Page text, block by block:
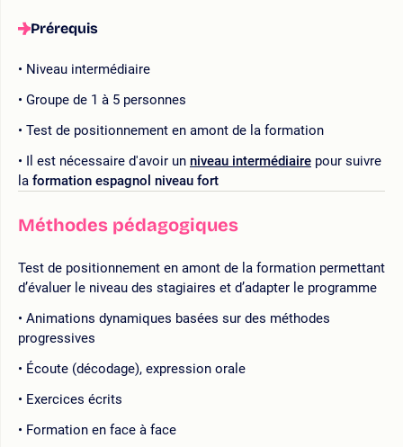
Prérequis
Niveau intermédiaire
Groupe de 1 à 5 personnes
Test de positionnement en amont de la formation
Il est nécessaire d'avoir un niveau intermédiaire pour suivre
la formation espagnol niveau fort
Méthodes pédagogiques
Test de positionnement en amont de la formation permettant
d’évaluer le niveau des stagiaires et d’adapter le programme
Animations dynamiques basées sur des méthodes
progressives
Écoute (décodage), expression orale
Exercices écrits
Formation en face à face